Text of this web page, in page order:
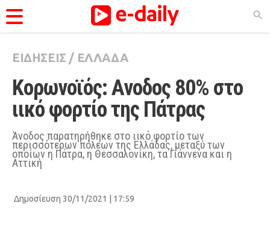
ΚΑΤΗΓΟΡΊΕΣ
Ειδήσεις
Θέματα
Videos
Podcasts
Life
ΕΙΔΗΣΕΙΣ / ΕΛΛΑΔΑ
Κορωνοϊός: Ανοδος 80% στο
ιικό φορτίο της Πάτρας
Άνοδος παρατηρήθηκε στο ιικό φορτίο των
περισσότερων πόλεων της Ελλάδας, μεταξύ των
οποίων η Πάτρα, η Θεσσαλονίκη, τα Γιάννενα και η
Αττική
Δημοσίευση 30/11/2021 | 17:59